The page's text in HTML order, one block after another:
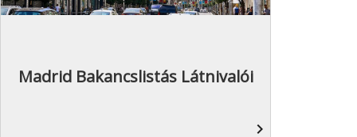
Madrid Bakancslistás Látnivalói
navigate_next